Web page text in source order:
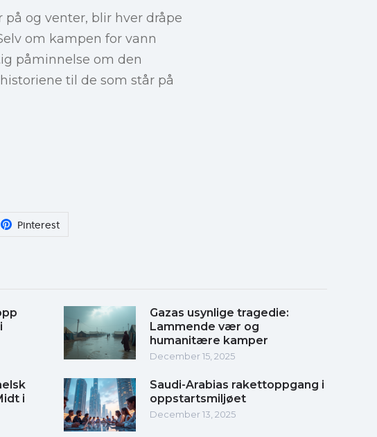
på og venter, blir hver dråpe
om kampen for vann
påminnelse om den
til de som står på
Pinterest
Gazas usynlige tragedie:
Lammende vær og
humanitære kamper
December 15, 2025
i
Saudi-Arabias rakettoppgang i
oppstartsmiljøet
December 13, 2025